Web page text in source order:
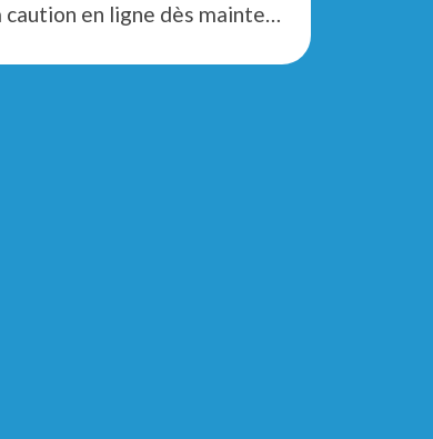
Passez à la caution en ligne dès maintenant